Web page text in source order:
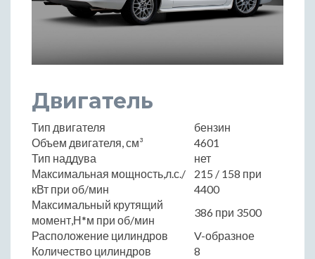
Двигатель
Тип двигателя
бензин
Объем двигателя, см³
4601
Тип наддува
нет
Максимальная мощность,л.с./
кВт при об/мин
215 / 158 при
4400
Максимальный крутящий
момент,Н*м при об/мин
386 при 3500
Расположение цилиндров
V-образное
Количество цилиндров
8